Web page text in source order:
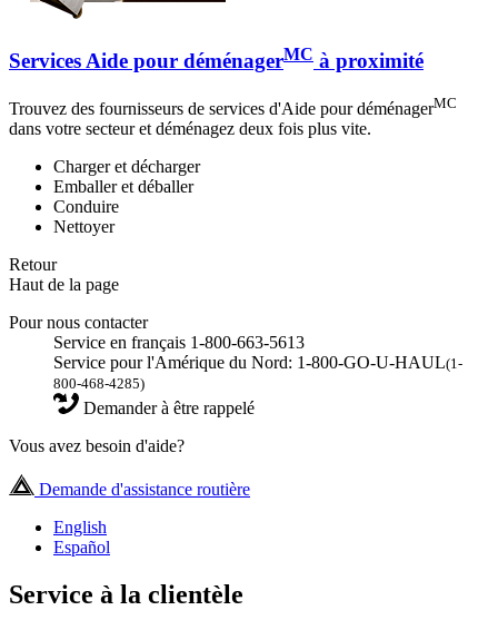
Services Aide pour déménagerMC à proximité
Trouvez des fournisseurs de services d'Aide pour déménagerMC
dans votre secteur et déménagez deux fois plus vite.
Charger et décharger
Emballer et déballer
Conduire
Nettoyer
Retour
Haut de la page
Pour nous contacter
Service en français 1-800-663-5613
Service pour l'Amérique du Nord: 1-800-GO-U-HAUL(1-
800-468-4285)
Demander à être rappelé
Vous avez besoin d'aide?
Demande d'assistance routière
English
Español
Service à la clientèle